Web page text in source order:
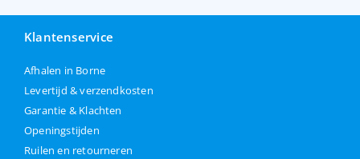
Klantenservice
Afhalen in Borne
Levertijd & verzendkosten
Garantie & Klachten
Openingstijden
Ruilen en retourneren